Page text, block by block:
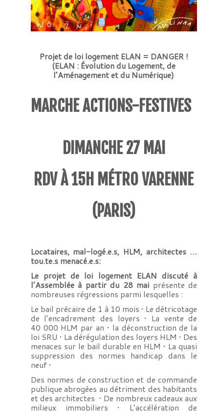
Projet de loi logement ELAN = DANGER !
(ELAN : Évolutiondu Logement, de
l’Aménagementet du Numérique)
MARCHE ACTIONS-FESTIVES
DIMANCHE 27 MAI
RDV À 15H MÉTRO VARENNE
(PARIS)
Locataires, mal-logé.e.s, HLM, architectes …
tou.te.s menacé.e.s:
Le projet de loi logement ELAN discuté à
l’Assemblée à partir du 28 mai présente de
nombreuses régressions parmi lesquelles :
Le bail précaire de 1 à 10 mois • Le détricotage
de l’encadrement des loyers • La vente de
40 000 HLM par an • la déconstruction de la
loi SRU • La dérégulation des loyers HLM • Des
menaces sur le bail durable en HLM • La quasi
suppression des normes handicap dans le
neuf •
Des normes de construction et de commande
publique abrogées au détriment des habitants
et des architectes • De nombreux cadeaux aux
milieux immobiliers • L’accélération de